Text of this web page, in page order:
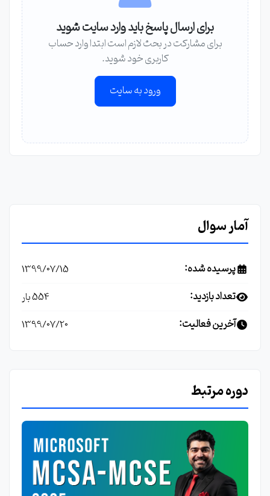
برای ارسال پاسخ باید وارد سایت شوید
برای مشارکت در بحث لازم است ابتدا وارد حساب
کاربری خود شوید.
ورود به سایت
آمار سوال
پرسیده شده: 1399/07/15
تعداد بازدید: 554 بار
آخرین فعالیت: 1399/07/20
دوره مرتبط